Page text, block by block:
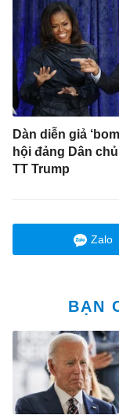
Dàn diễn giả
hội đảng Dân
TT Trump
Zalo
BẠN